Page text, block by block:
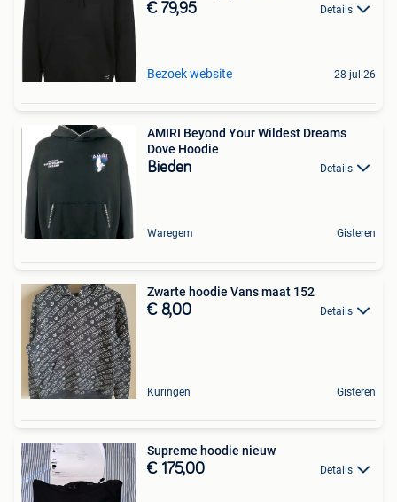
€ 79,95 Details
Bezoek website 28 jul 26
AMIRI Beyond Your Wildest Dreams
Dove Hoodie
Bieden Details
Waregem Gisteren
Zwarte hoodie Vans maat 152
€ 8,00 Details
Kuringen Gisteren
Supreme hoodie nieuw
€ 175,00 Details